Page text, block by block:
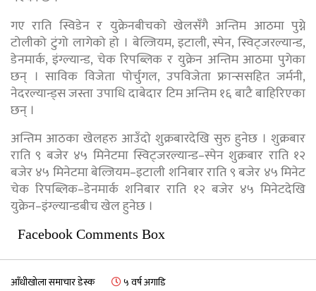
गए राति स्विडेन र युक्रेनबीचको खेलसँगै अन्तिम आठमा पुग्ने
टोलीको टुंगो लागेको हो । बेल्जियम, इटाली, स्पेन, स्विट्जरल्यान्ड,
डेनमार्क, इंग्ल्यान्ड, चेक रिपब्लिक र युक्रेन अन्तिम आठमा पुगेका
छन् । साविक विजेता पोर्चुगल, उपविजेता फ्रान्ससहित जर्मनी,
नेदरल्यान्ड्स जस्ता उपाधि दाबेदार टिम अन्तिम १६ बाटै बाहिरिएका
छन् ।
अन्तिम आठका खेलहरु आउँदो शुक्रबारदेखि सुरु हुनेछ । शुक्रबार
राति ९ बजेर ४५ मिनेटमा स्विट्जरल्यान्ड–स्पेन शुक्रबार राति १२
बजेर ४५ मिनेटमा बेल्जियम–इटाली शनिबार राति ९ बजेर ४५ मिनेट
चेक रिपब्लिक–डेनमार्क शनिबार राति १२ बजेर ४५ मिनेटदेखि
युक्रेन–इंग्ल्यान्डबीच खेल हुनेछ ।
Facebook Comments Box
आँधीखोला समाचार डेस्क ५ वर्ष अगाडि